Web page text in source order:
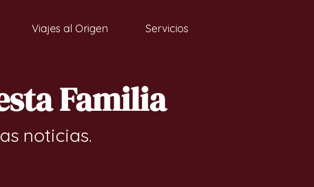
Viajes al Origen Servicios
Familia
noticias.